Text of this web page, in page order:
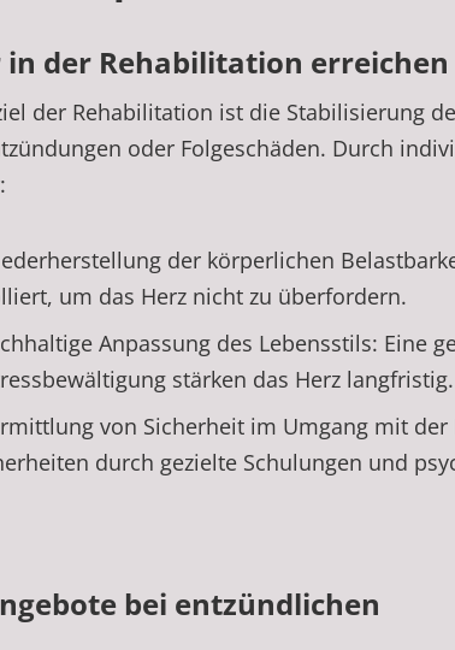
in der Rehabilitation
der Rehabilitation ist die Stabilisierung
oder Folgeschäden. Durch
der körperlichen
um das Herz nicht zu überfordern.
Anpassung des Lebensstils: Eine
stärken das Herz langfristig.
von Sicherheit im Umgang mit
durch gezielte Schulungen und
bei entzündlichen